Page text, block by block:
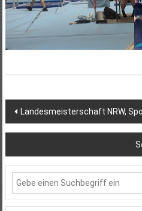
Beitragsnavigation
Landesmeisterschaft NRW,